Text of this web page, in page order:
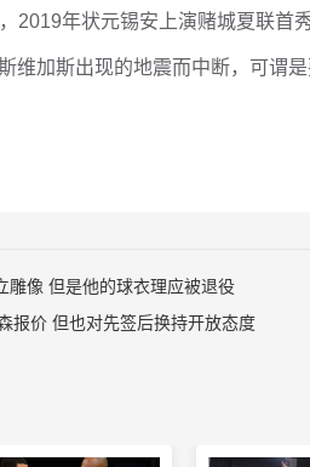
2019年状元锡安上演赌城夏联首秀
维加斯出现的地震而中断，可谓是
雕像 但是他的球衣理应被退役
报价 但也对先签后换持开放态度